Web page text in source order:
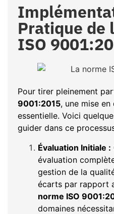
Pratique de
ISO
Pour tirer pleinement
9001:2015, une mise
essentielle. Voici
guider dans ce
Évaluation Initiale :
évaluation
gestion de la
écarts par rapport
norme ISO
domaines